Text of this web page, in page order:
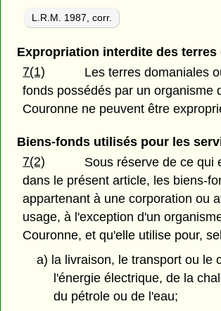
L.R.M. 1987, corr.
Expropriation interdite des terres
7(1)
Les terres domaniales
fonds possédés par un organisme
Couronne ne peuvent être
Biens-fonds utilisés pour les
7(2)
Sous réserve de ce qui
dans le présent article, les biens-
appartenant à une corporation ou
usage, à l'exception d'un
Couronne, et qu'elle utilise pour,
a) la livraison, le transport ou le
l'énergie électrique, de la
du pétrole ou de l'eau;